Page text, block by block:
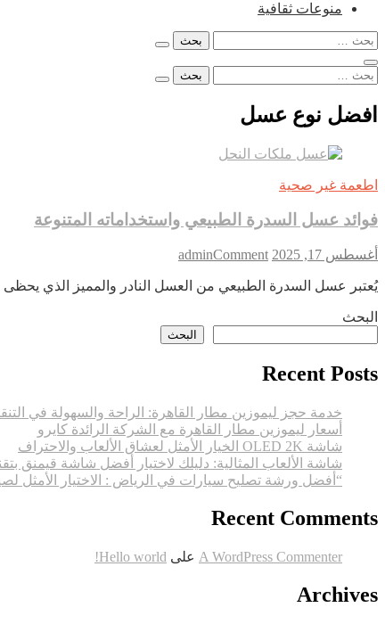
منوعات ثقافية
البحث
البحث
افضل نوع عسل
اطعمة غير صحية
فوائد عسل السدرة الطبيعي واستخداماته المتنوعة
أغسطس 17, 2025 adminComment
on
عسل
واستخداماته
يُعتبر عسل السدرة الطبيعي من العسل النادر والمميز الذي يحظى
البحث
البحث
Recent Posts
خدمة حجز ليموزين مطار القاهرة: الراحة والسهولة في
أسعار ليموزين مطار القاهرة مع الشركة الرائدة كايرو
شاشة OLED 2K الخيار الأمثل لعشاق الألعاب والاحتراف
شاشة الألعاب المثالية: دليلك لاختيار أفضل شاشة قيمنق
“أفضل ورشة تصليح سيارات في الرياض : الاختيار الأمثل
Recent Comments
A WordPress Commenter على Hello world!
Archives